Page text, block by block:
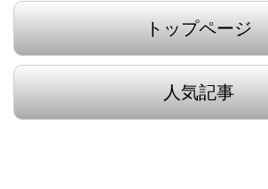
トップページ
人気記事